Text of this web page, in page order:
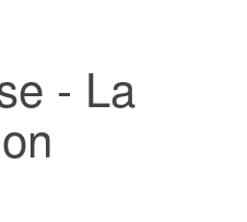
- La